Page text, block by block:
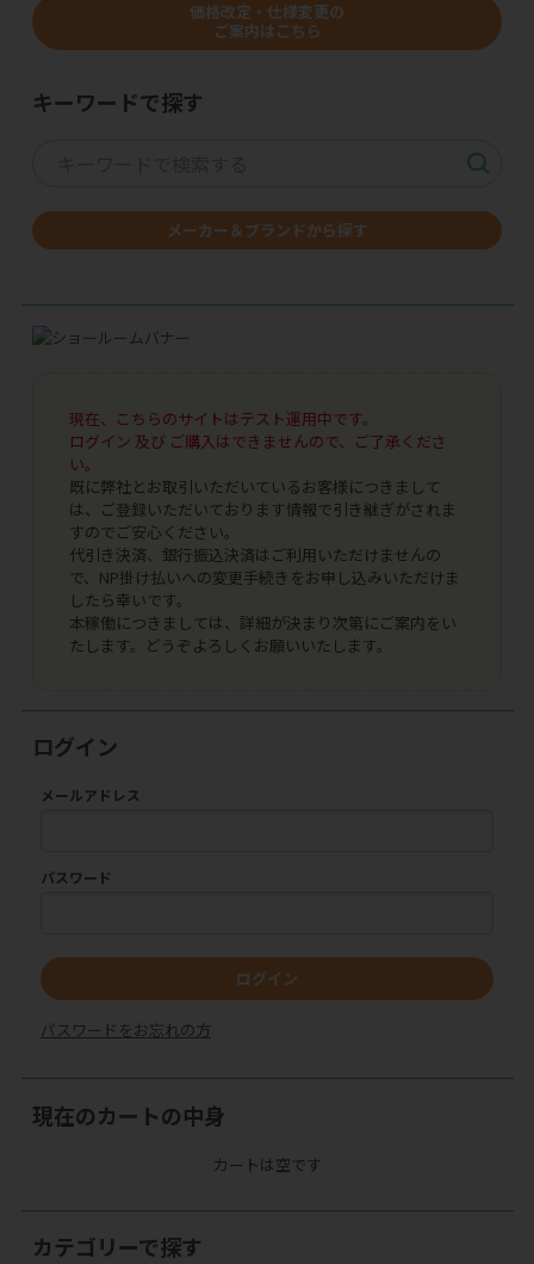
価格改定・仕様変更の
ご案内はこちら
キーワードで探す
メーカー＆ブランドから探す
現在、こちらのサイトはテスト運用中です。
ログイン 及び ご購入はできませんので、ご了承くださ
い。
既に弊社とお取引いただいているお客様につきまして
は、ご登録いただいております情報で引き継ぎがされま
すのでご安心ください。
代引き決済、銀行振込決済はご利用いただけませんの
で、NP掛け払いへの変更手続きをお申し込みいただけま
したら幸いです。
本稼働につきましては、詳細が決まり次第にご案内をい
たします。どうぞよろしくお願いいたします。
ログイン
メールアドレス
パスワード
ログイン
パスワードをお忘れの方
現在のカートの中身
カートは空です
カテゴリーで探す